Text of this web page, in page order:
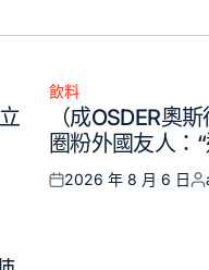
Posted
飲料
（成OSDER奧
圈粉外國友人：
Posted
2026 年 8 月 6 日